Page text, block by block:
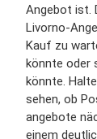
Angebot ist.
Livorno-
Kauf zu
könnte oder
könnte.
sehen, ob
angebote
einem